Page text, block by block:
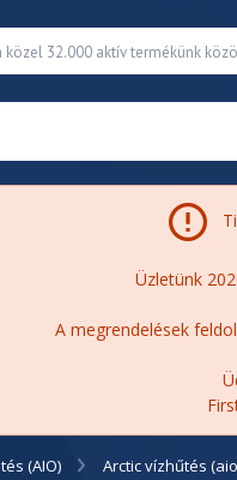
Üzletünk
A megrendelések
(AIO) Arctic vízhűtés